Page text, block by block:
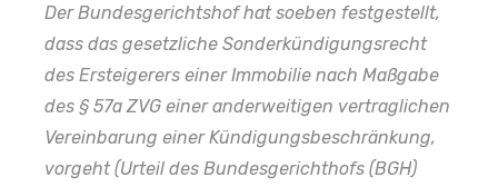
Der Bundesgerichtshof hat soeben festgestellt,
dass das gesetzliche Sonderkündigungsrecht
des Ersteigerers einer Immobilie nach Maßgabe
des § 57a ZVG einer anderweitigen vertraglichen
Vereinbarung einer Kündigungsbeschränkung,
vorgeht (Urteil des Bundesgerichthofs (BGH)